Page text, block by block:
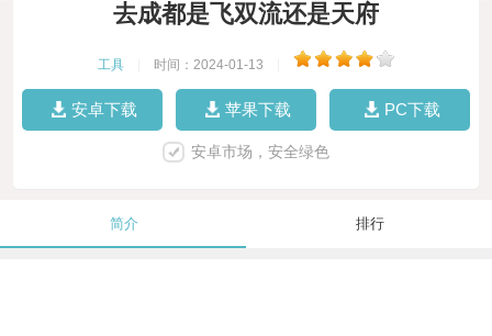
去成都是飞双流还是天府
工具 时间：2024-01-13
安卓下载 苹果下载 PC下载
安卓市场，安全绿色
简介 排行